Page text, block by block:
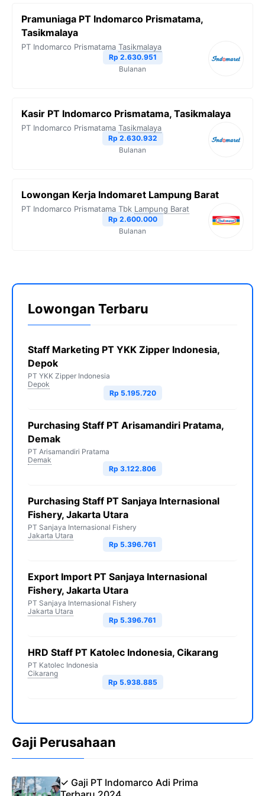
Pramuniaga PT Indomarco Prismatama,
Tasikmalaya
PT Indomarco Prismatama Tasikmalaya
Rp 2.630.951
Bulanan
Kasir PT Indomarco Prismatama, Tasikmalaya
PT Indomarco Prismatama Tasikmalaya
Rp 2.630.932
Bulanan
Lowongan Kerja Indomaret Lampung Barat
PT Indomarco Prismatama Tbk Lampung Barat
Rp 2.600.000
Bulanan
Lowongan Terbaru
Staff Marketing PT YKK Zipper Indonesia,
Depok
PT YKK Zipper Indonesia
Depok
Rp 5.195.720
Purchasing Staff PT Arisamandiri Pratama,
Demak
PT Arisamandiri Pratama
Demak
Rp 3.122.806
Purchasing Staff PT Sanjaya Internasional
Fishery, Jakarta Utara
PT Sanjaya Internasional Fishery
Jakarta Utara
Rp 5.396.761
Export Import PT Sanjaya Internasional
Fishery, Jakarta Utara
PT Sanjaya Internasional Fishery
Jakarta Utara
Rp 5.396.761
HRD Staff PT Katolec Indonesia, Cikarang
PT Katolec Indonesia
Cikarang
Rp 5.938.885
Gaji Perusahaan
✓ Gaji PT Indomarco Adi Prima